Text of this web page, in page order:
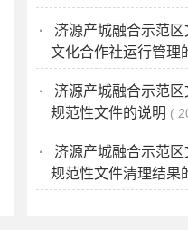
·
济源产城融合示范
文化合作社运行管理
·
济源产城融合示范
规范性文件的说明
·
济源产城融合示范
规范性文件清理结果